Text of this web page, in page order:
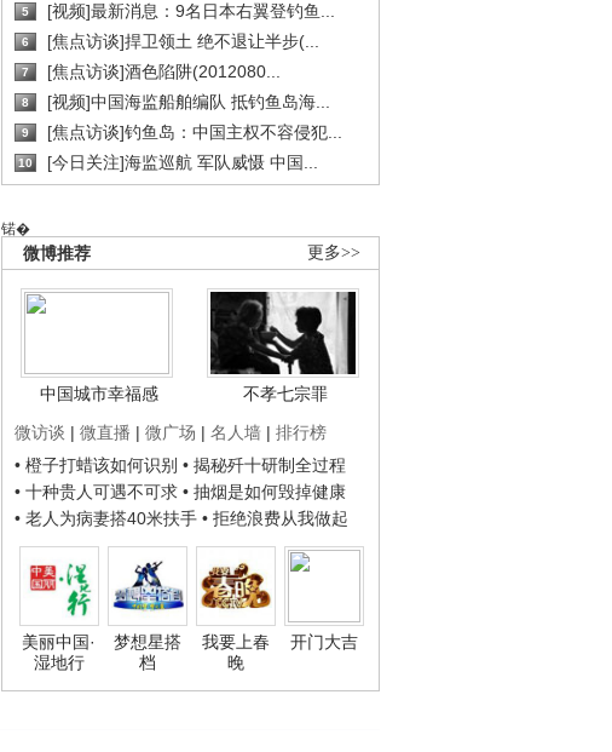
5 [视频]最新消息：9名日本右翼登钓鱼...
6 [焦点访谈]捍卫领土 绝不退让半步(...
7 [焦点访谈]酒色陷阱(2012080...
8 [视频]中国海监船舶编队 抵钓鱼岛海...
9 [焦点访谈]钓鱼岛：中国主权不容侵犯...
10 [今日关注]海监巡航 军队威慑 中国...
锘�
更多>>
微博推荐
中国城市幸福感
不孝七宗罪
微访谈 | 微直播 | 微广场 | 名人墙 | 排行榜
• 橙子打蜡该如何识别 • 揭秘歼十研制全过程
• 十种贵人可遇不可求 • 抽烟是如何毁掉健康
• 老人为病妻搭40米扶手 • 拒绝浪费从我做起
美丽中国·
湿地行
梦想星搭
档
我要上春
晚
开门大吉